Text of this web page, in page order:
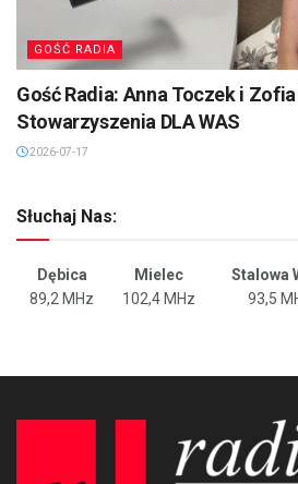
GOŚĆ RADIA
Gość Radia: Anna Toczek i
Stowarzyszenia DLA WAS
2026-07-17
Słuchaj Nas:
Dębica Mielec Stalowa
89,2 MHz
102,4 MHz 93,5